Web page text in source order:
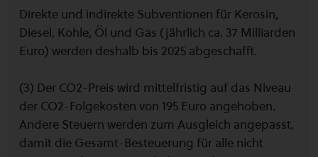
Direkte und indirekte Subventionen für Kerosin,
Diesel, Kohle, Öl und Gas (jährlich ca. 37 Milliarden
Euro) werden deshalb bis 2025 abgeschafft.
(3) Der CO2-Preis wird mittelfristig auf das Niveau
der CO2-Folgekosten von 195 Euro angehoben.
Andere Steuern werden zum Ausgleich angepasst,
damit die Gesamt-Besteuerung für alle nicht